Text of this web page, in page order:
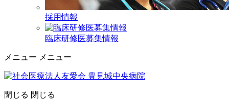
採用情報
臨床研修医募集情報
メニュー メニュー
閉じる 閉じる